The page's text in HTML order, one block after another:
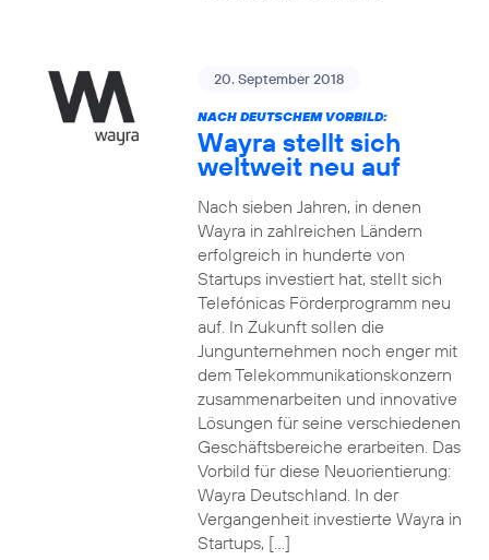
20. September 2018
NACH DEUTSCHEM VORBILD:
Wayra stellt sich
weltweit neu auf
Nach sieben Jahren, in denen
Wayra in zahlreichen Ländern
erfolgreich in hunderte von
Startups investiert hat, stellt sich
Telefónicas Förderprogramm neu
auf. In Zukunft sollen die
Jungunternehmen noch enger mit
dem Telekommunikationskonzern
zusammenarbeiten und innovative
Lösungen für seine verschiedenen
Geschäftsbereiche erarbeiten. Das
Vorbild für diese Neuorientierung:
Wayra Deutschland. In der
Vergangenheit investierte Wayra in
Startups, […]